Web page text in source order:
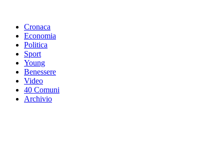
Cronaca
Economia
Politica
Sport
Young
Benessere
Video
40 Comuni
Archivio